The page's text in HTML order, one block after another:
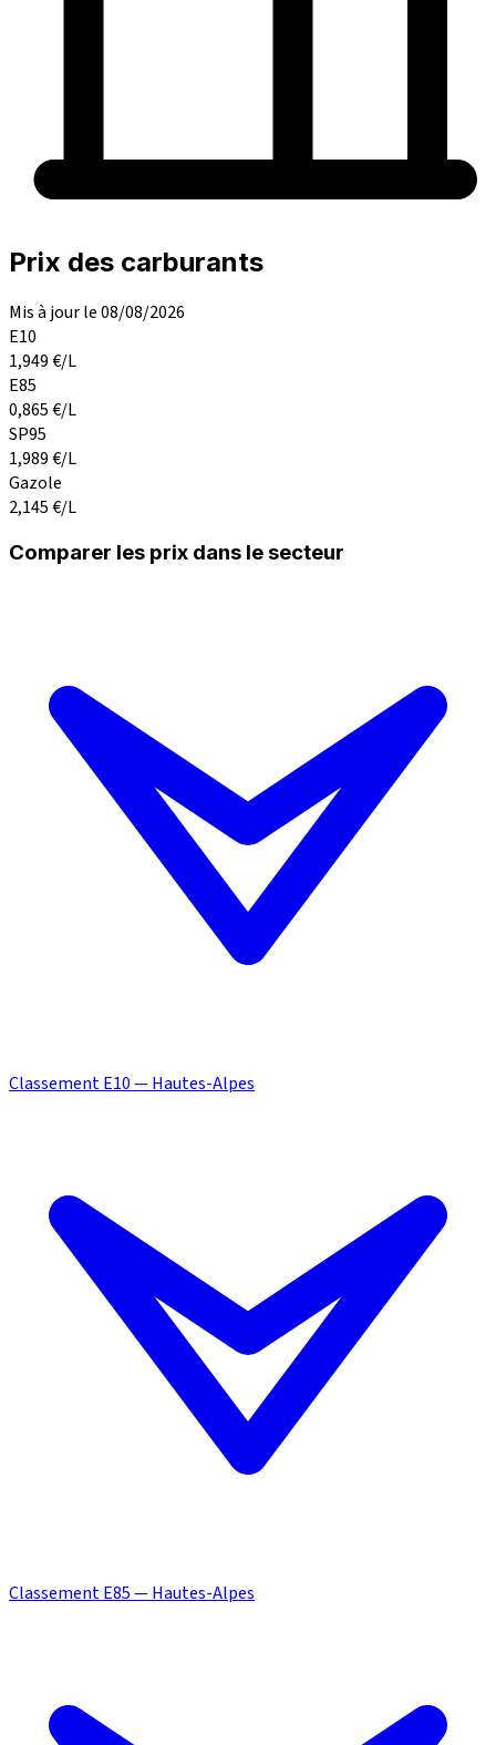
Prix des carburants
Mis à jour le 08/08/2026
E10
1,949€/L
E85
0,865€/L
SP95
1,989€/L
Gazole
2,145€/L
Comparer les prix dans le secteur
Classement E10 — Hautes-Alpes
Classement E85 — Hautes-Alpes